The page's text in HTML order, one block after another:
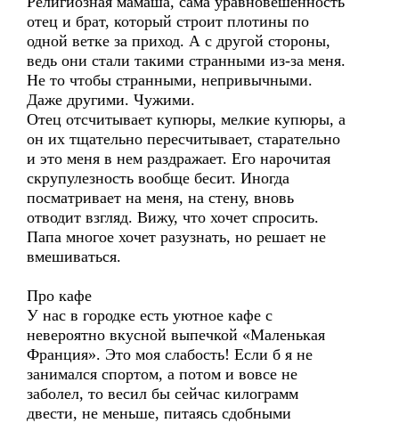
отец и брат, который строит плотины по
одной ветке за приход. А с другой стороны,
ведь они стали такими странными из-за меня.
Не то чтобы странными, непривычными.
Даже другими. Чужими.
Отец отсчитывает купюры, мелкие купюры, а
он их тщательно пересчитывает, старательно
и это меня в нем раздражает. Его нарочитая
скрупулезность вообще бесит. Иногда
посматривает на меня, на стену, вновь
отводит взгляд. Вижу, что хочет спросить.
Папа многое хочет разузнать, но решает не
вмешиваться.
Про кафе
У нас в городке есть уютное кафе с
невероятно вкусной выпечкой «Маленькая
Франция». Это моя слабость! Если б я не
занимался спортом, а потом и вовсе не
заболел, то весил бы сейчас килограмм
двести, не меньше, питаясь сдобными